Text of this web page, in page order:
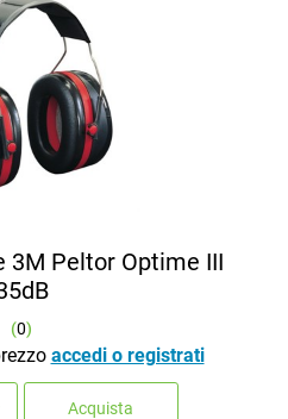
3M Peltor Optime III
(0)
accedi o registrati
Acquista